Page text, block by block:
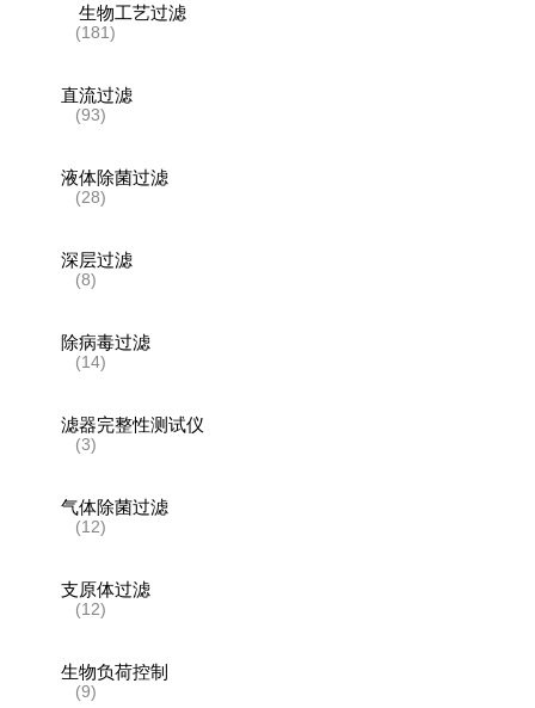
生物工艺过滤
(181)
直流过滤
(93)
液体除菌过滤
(28)
深层过滤
(8)
除病毒过滤
(14)
滤器完整性测试仪
(3)
气体除菌过滤
(12)
支原体过滤
(12)
生物负荷控制
(9)